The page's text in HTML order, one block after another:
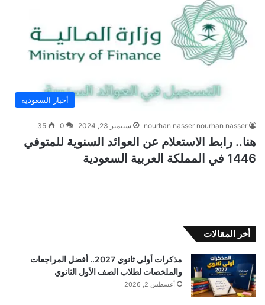
أخبار السعودية
nourhan nasser nourhan nasser سبتمبر 23, 2024 0
35
هنا.. رابط الاستعلام عن العوائد السنوية للمتوفي
1446 في المملكة العربية السعودية
أخر المقالات
مذكرات أولى ثانوي 2027.. أفضل المراجعات
والملخصات لطلاب الصف الأول الثانوي
أغسطس 2, 2026